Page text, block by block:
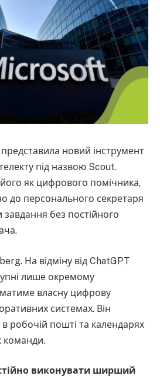
новий інструмент
під назвою Scout.
як цифрового помічника,
до персонального секретаря
без постійного
На відміну від ChatGPT
лише окремому
власну цифрову
системах. Він
робочій пошті та календарях
команди.
виконувати ширший